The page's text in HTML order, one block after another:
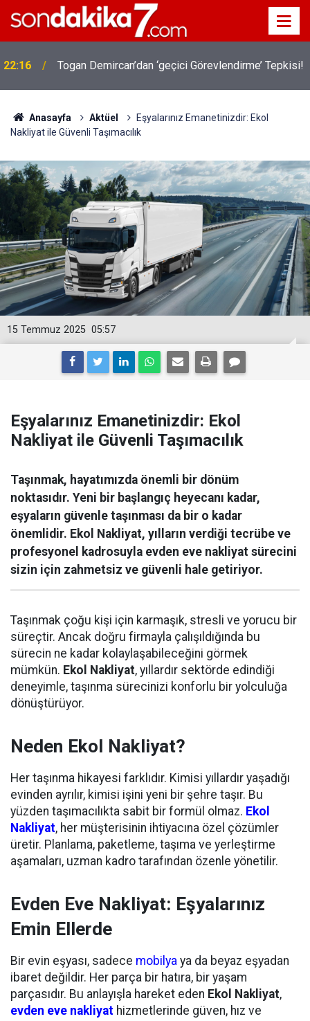
22:16 Togan Demircan’dan ‘geçici Görevlendirme’ Tepkisi!
Anasayfa Aktüel
Eşyalarınız Emanetinizdir: Ekol
Nakliyat ile Güvenli Taşımacılık
05:57
15 Temmuz 2025
Eşyalarınız Emanetinizdir: Ekol
Nakliyat ile Güvenli Taşımacılık
Taşınmak, hayatımızda önemli bir dönüm
noktasıdır. Yeni bir başlangıç heyecanı kadar,
eşyaların güvenle taşınması da bir o kadar
önemlidir. Ekol Nakliyat, yılların verdiği tecrübe ve
profesyonel kadrosuyla evden eve nakliyat sürecini
sizin için zahmetsiz ve güvenli hale getiriyor.
Taşınmak çoğu kişi için karmaşık, stresli ve yorucu bir
süreçtir. Ancak doğru firmayla çalışıldığında bu
sürecin ne kadar kolaylaşabileceğini görmek
mümkün. Ekol Nakliyat, yıllardır sektörde edindiği
deneyimle, taşınma sürecinizi konforlu bir yolculuğa
dönüştürüyor.
Neden Ekol Nakliyat?
Her taşınma hikayesi farklıdır. Kimisi yıllardır yaşadığı
evinden ayrılır, kimisi işini yeni bir şehre taşır. Bu
yüzden taşımacılıkta sabit bir formül olmaz. Ekol
Nakliyat, her müşterisinin ihtiyacına özel çözümler
üretir. Planlama, paketleme, taşıma ve yerleştirme
aşamaları, uzman kadro tarafından özenle yönetilir.
Evden Eve Nakliyat: Eşyalarınız
Emin Ellerde
Bir evin eşyası, sadece mobilya ya da beyaz eşyadan
ibaret değildir. Her parça bir hatıra, bir yaşam
parçasıdır. Bu anlayışla hareket eden Ekol Nakliyat,
evden eve nakliyat hizmetlerinde güven, hız ve